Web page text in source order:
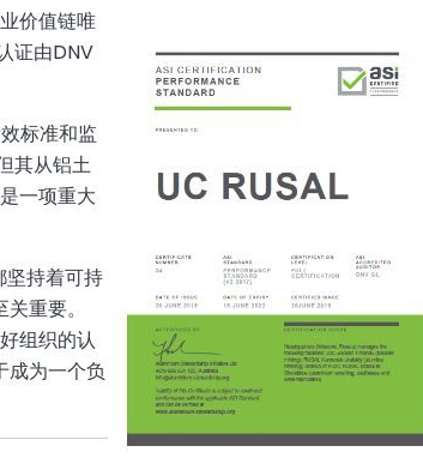
价值链唯
证由DNV
标准和监
其从铝土
一项重大
坚持着可持
重要。
组织的认
成为一个负